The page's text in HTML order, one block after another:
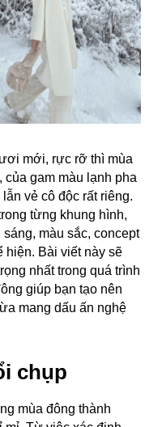
mới, rực rỡ thì mùa
của gam màu lạnh pha
vẻ cô độc rất riêng.
từng khung hình,
màu sắc, concept
hiện. Bài viết này sẽ
nhất trong quá trình
giúp bạn tạo nên
mang dấu ấn nghệ
chụp
mùa đông thành